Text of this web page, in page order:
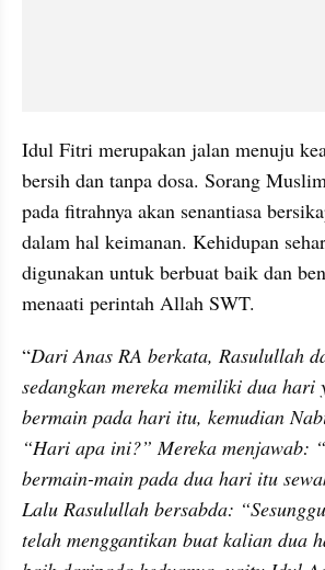
Idul Fitri merupakan jalan menuju
bersih dan tanpa dosa. Sorang
pada fitrahnya akan senantiasa
dalam hal keimanan. Kehidupan
digunakan untuk berbuat baik dan
menaati perintah Allah SWT.
“Dari Anas RA berkata, Rasulullah
sedangkan mereka memiliki dua hari
bermain pada hari itu, kemudian
“Hari apa ini?” Mereka menjawab:
bermain-main pada dua hari itu
Lalu Rasulullah bersabda:
telah menggantikan buat kalian dua